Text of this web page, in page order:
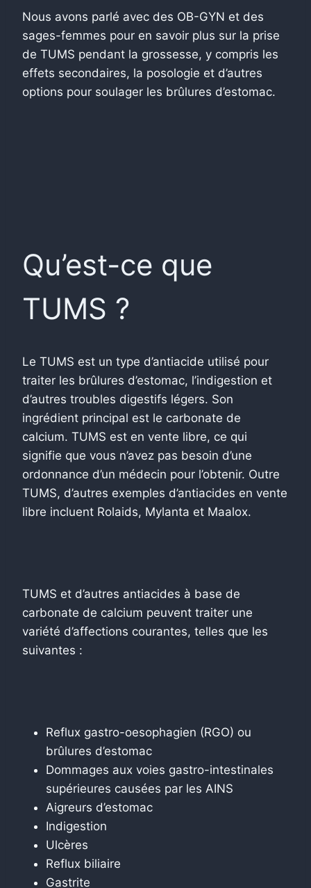
Nous avons parlé avec des OB-GYN et des
sages-femmes pour en savoir plus sur la prise
de TUMS pendant la grossesse, y compris les
effets secondaires, la posologie et d’autres
options pour soulager les brûlures d’estomac.
Qu’est-ce que
TUMS ?
Le TUMS est un type d’antiacide utilisé pour
traiter les brûlures d’estomac, l’indigestion et
d’autres troubles digestifs légers. Son
ingrédient principal est le carbonate de
calcium. TUMS est en vente libre, ce qui
signifie que vous n’avez pas besoin d’une
ordonnance d’un médecin pour l’obtenir. Outre
TUMS, d’autres exemples d’antiacides en vente
libre incluent Rolaids, Mylanta et Maalox.
TUMS et d’autres antiacides à base de
carbonate de calcium peuvent traiter une
variété d’affections courantes, telles que les
suivantes :
Reflux gastro-oesophagien (RGO) ou
brûlures d’estomac
Dommages aux voies gastro-intestinales
supérieures causées par les AINS
Aigreurs d’estomac
Indigestion
Ulcères
Reflux biliaire
Gastrite